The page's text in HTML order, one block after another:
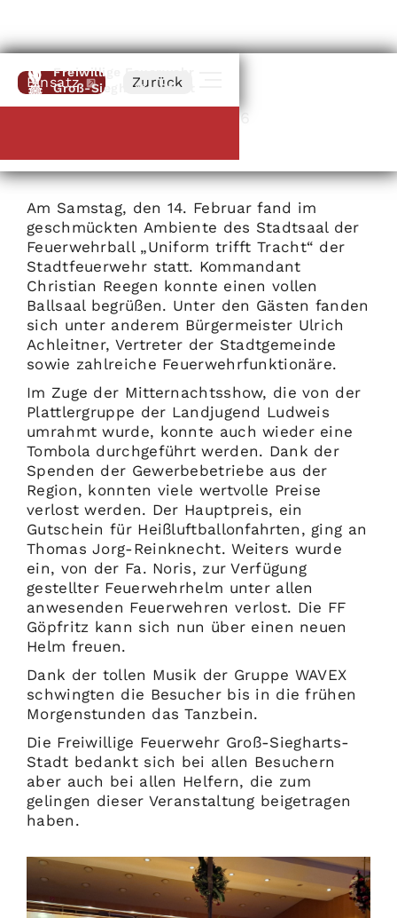
Freiwillige Feuerwehr
Groß-Siegharts-Stadt
Einsatz Zurück
2026
Am Samstag, den 14. Februar fand im
geschmückten Ambiente des Stadtsaal der
Feuerwehrball „Uniform trifft Tracht“ der
Stadtfeuerwehr statt. Kommandant
Christian Reegen konnte einen vollen
Ballsaal begrüßen. Unter den Gästen fanden
sich unter anderem Bürgermeister Ulrich
Achleitner, Vertreter der Stadtgemeinde
sowie zahlreiche Feuerwehrfunktionäre.
Im Zuge der Mitternachtsshow, die von der
Plattlergruppe der Landjugend Ludweis
umrahmt wurde, konnte auch wieder eine
Tombola durchgeführt werden. Dank der
Spenden der Gewerbebetriebe aus der
Region, konnten viele wertvolle Preise
verlost werden. Der Hauptpreis, ein
Gutschein für Heißluftballonfahrten, ging an
Thomas Jorg-Reinknecht. Weiters wurde
ein, von der Fa. Noris, zur Verfügung
gestellter Feuerwehrhelm unter allen
anwesenden Feuerwehren verlost. Die FF
Göpfritz kann sich nun über einen neuen
Helm freuen.
Dank der tollen Musik der Gruppe WAVEX
schwingten die Besucher bis in die frühen
Morgenstunden das Tanzbein.
Die Freiwillige Feuerwehr Groß-Siegharts-
Stadt bedankt sich bei allen Besuchern
aber auch bei allen Helfern, die zum
gelingen dieser Veranstaltung beigetragen
haben.